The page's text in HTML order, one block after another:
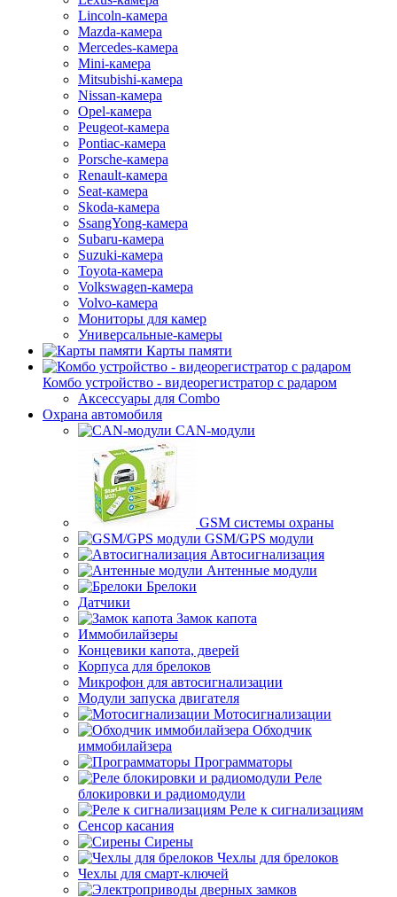
Lincoln-камера
Mazda-камера
Mercedes-камера
Mini-камера
Mitsubishi-камера
Nissan-камера
Opel-камера
Peugeot-камера
Pontiac-камера
Porsche-камера
Renault-камера
Seat-камера
Skoda-камера
SsangYong-камера
Subaru-камера
Suzuki-камера
Toyota-камера
Volkswagen-камера
Volvo-камера
Мониторы для камер
Универсальные-камеры
Карты памяти
Комбо устройство - видеорегистратор с радаром
Аксессуары для Combo
Охрана автомобиля
CAN-модули
GSM системы охраны
GSM/GPS модули
Автосигнализация
Антенные модули
Брелоки
Датчики
Замок капота
Иммобилайзеры
Концевики капота, дверей
Корпуса для брелоков
Микрофон для автосигнализации
Модули запуска двигателя
Мотосигнализации
Обходчик
иммобилайзера
Программаторы
Реле
блокировки и радиомодули
Реле к сигнализациям
Сенсор касания
Сирены
Чехлы для брелоков
Чехлы для смарт-ключей